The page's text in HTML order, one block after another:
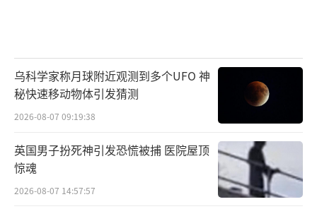
乌科学家称月球附近观测到多个UFO 神
秘快速移动物体引发猜测
2026-08-07 09:19:38
英国男子扮死神引发恐慌被捕 医院屋顶
惊魂
2026-08-07 14:57:57